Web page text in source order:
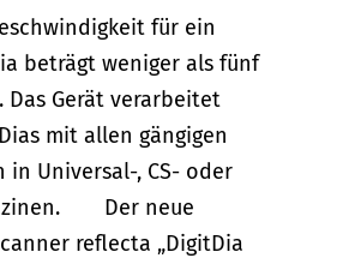
für ein
beträgt weniger als fünf
Das Gerät verarbeitet
mit allen gängigen
in Universal-, CS- oder
Der neue
reflecta „DigitDia